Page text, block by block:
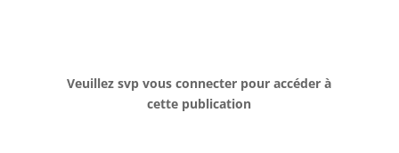
Veuillez svp vous connecter pour accéder à
cette publication